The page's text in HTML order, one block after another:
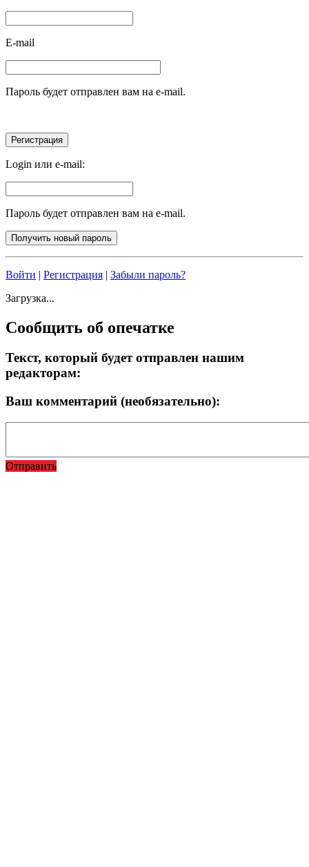
E-mail
Пароль будет отправлен вам на e-mail.
Login или e-mail:
Пароль будет отправлен вам на e-mail.
Войти | Регистрация | Забыли пароль?
Загрузка...
Сообщить об опечатке
Текст, который будет отправлен нашим
редакторам:
Ваш комментарий (необязательно):
Отправить